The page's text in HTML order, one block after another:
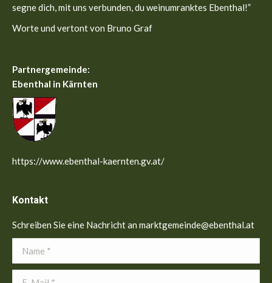
segne dich, mit uns verbunden, du weinumranktes Ebenthal!”
Worte und vertont von Bruno Graf
Partnergemeinde:
Ebenthal in Kärnten
https://www.ebenthal-kaernten.gv.at/
Kontakt
Schreiben Sie eine Nachricht an marktgemeinde@ebenthal.at
Name *
E-Mail *